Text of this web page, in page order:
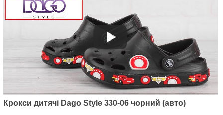
Крокси дитячі Dago Style 330-06 чорний (авто)